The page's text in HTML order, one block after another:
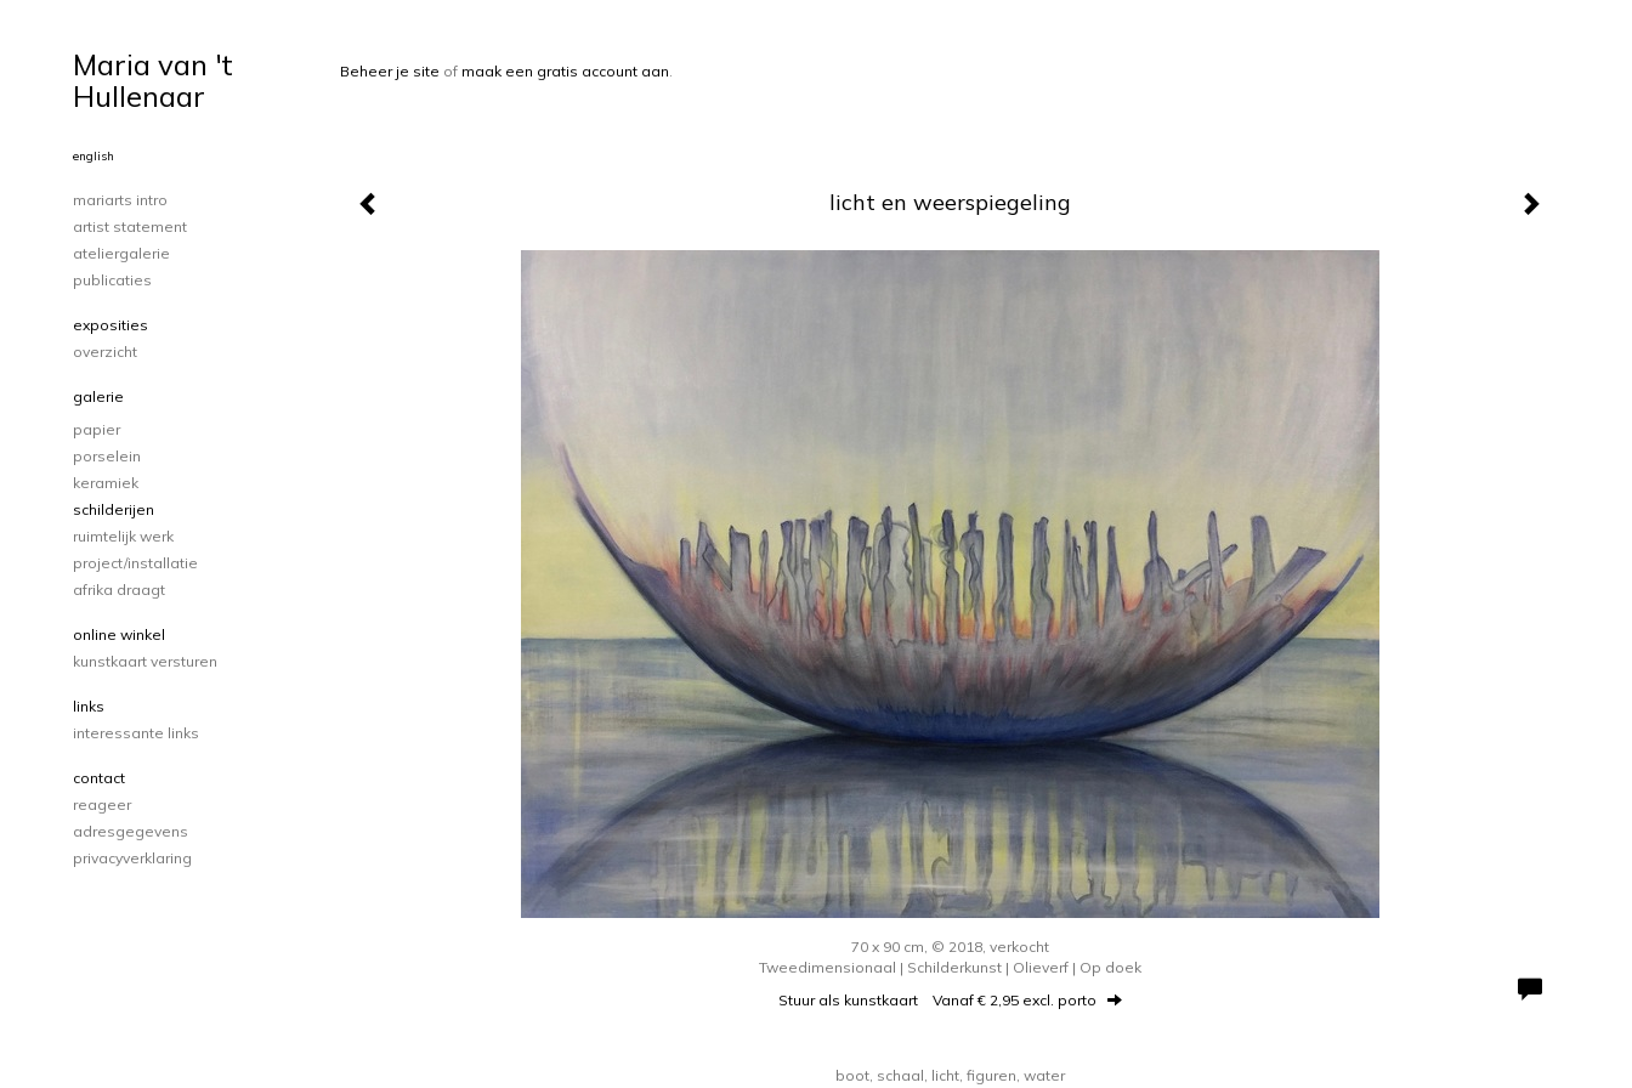
Beheer je site of maak een gratis account aan.
licht en weerspiegeling
70 x 90 cm, © 2018, verkocht
Tweedimensionaal | Schilderkunst | Olieverf | Op doek
Stuur als kunstkaart Vanaf € 2,95 excl. porto
boot, schaal, licht, figuren, water
Maria van 't
Hullenaar
english
mariarts intro
artist statement
ateliergalerie
publicaties
exposities
overzicht
galerie
papier
porselein
keramiek
schilderijen
ruimtelijk werk
project/installatie
afrika draagt
online winkel
kunstkaart versturen
links
interessante links
contact
reageer
adresgegevens
privacyverklaring